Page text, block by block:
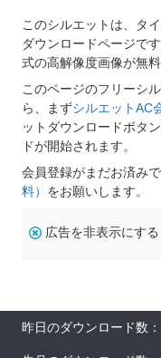
このシルエットは、タ
ダウンロードページで
式の高解像度画像が無
このページのフリーシ
ら、まずシルエットAC
ットダウンロードボタ
ドが開始されます。
会員登録がまだお済みで
料） をお願いします。
広告を非表示にする
昨日のダウンロード数